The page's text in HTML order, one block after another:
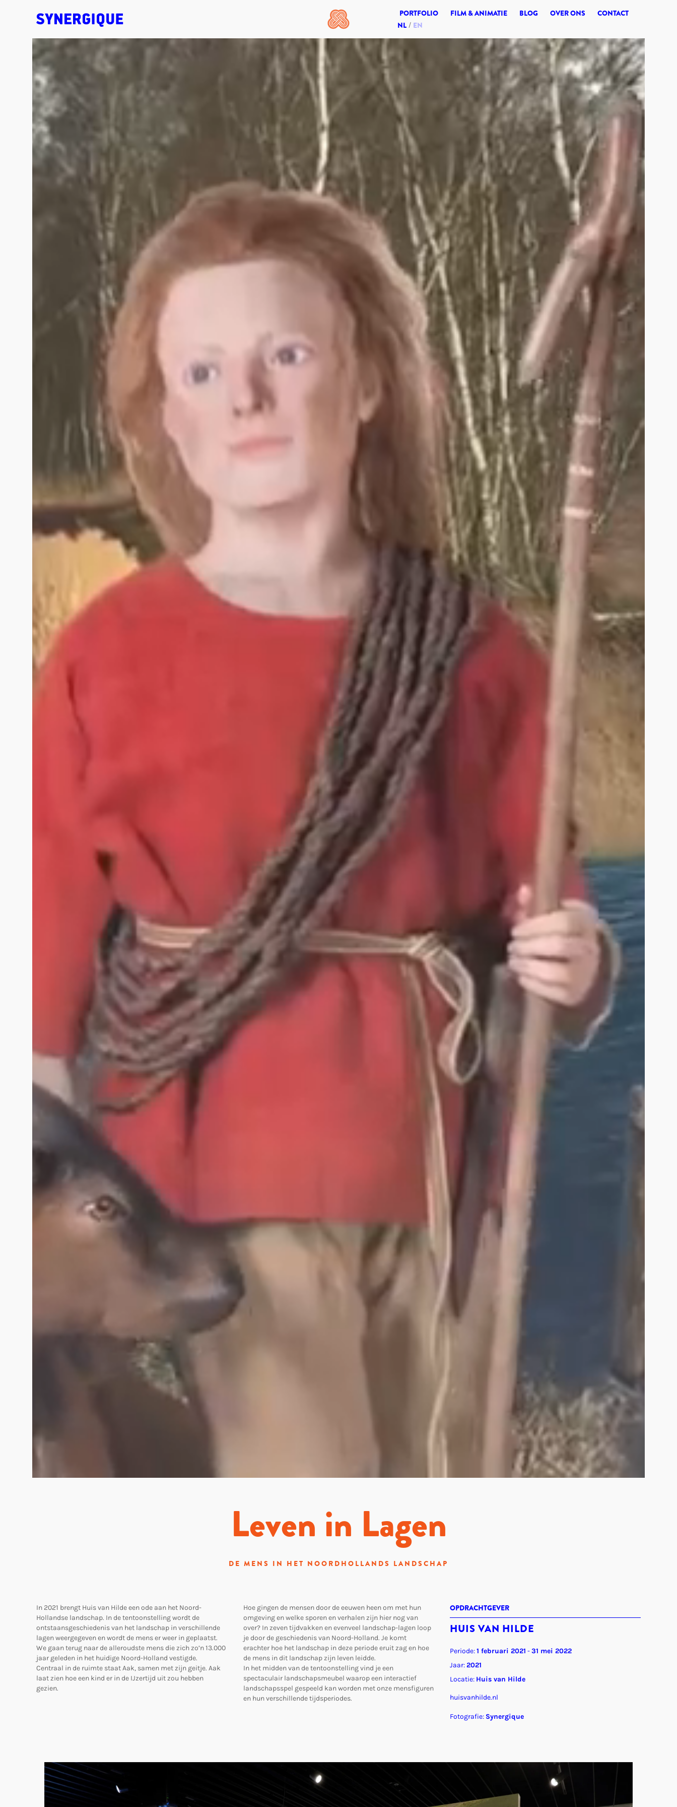
PORTFOLIO FILM & ANIMATIE BLOG OVER ONS
CONTACT
NL
EN
Leven in Lagen
DE MENS IN HET NOORDHOLLANDS LANDSCHAP
In 2021 brengt Huis van Hilde een ode aan het Noord-
Hollandse landschap. In de tentoonstelling wordt de
ontstaansgeschiedenis van het landschap in verschillende
lagen weergegeven en wordt de mens er weer in geplaatst.
We gaan terug naar de alleroudste mens die zich zo’n 13.000
jaar geleden in het huidige Noord-Holland vestigde.
Centraal in de ruimte staat Aak, samen met zijn geitje. Aak
laat zien hoe een kind er in de IJzertijd uit zou hebben
gezien.
Hoe gingen de mensen door de eeuwen heen om met hun
omgeving en welke sporen en verhalen zijn hier nog van
over? In zeven tijdvakken en evenveel landschap-lagen loop
je door de geschiedenis van Noord-Holland. Je komt
erachter hoe het landschap in deze periode eruit zag en hoe
de mens in dit landschap zijn leven leidde.
In het midden van de tentoonstelling vind je een
spectaculair landschapsmeubel waarop een interactief
landschapsspel gespeeld kan worden met onze mensfiguren
en hun verschillende tijdsperiodes.
OPDRACHTGEVER
HUIS VAN HILDE
Periode:1 februari 2021 -31 mei 2022
Jaar:2021
Locatie: Huis van Hilde
huisvanhilde.nl
Fotografie: Synergique